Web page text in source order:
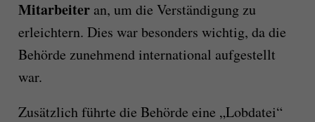
Mitarbeiteran, um die Verständigung zu
erleichtern. Dies war besonders wichtig, da die
Behörde zunehmend international aufgestellt
war.
Zusätzlich führte die Behörde eine „Lobdatei“